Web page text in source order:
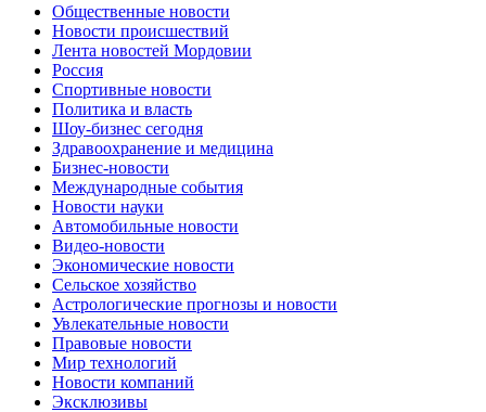
Общественные новости
Новости происшествий
Лента новостей Мордовии
Россия
Спортивные новости
Политика и власть
Шоу-бизнес сегодня
Здравоохранение и медицина
Бизнес-новости
Международные события
Новости науки
Автомобильные новости
Видео-новости
Экономические новости
Сельское хозяйство
Астрологические прогнозы и новости
Увлекательные новости
Правовые новости
Мир технологий
Новости компаний
Эксклюзивы